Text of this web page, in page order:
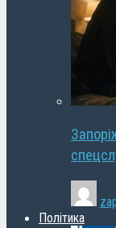
Політика